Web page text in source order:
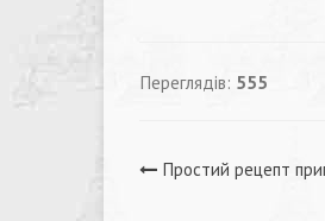
Переглядів: 555
Простий рецепт